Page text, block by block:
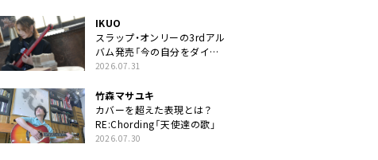
IKUO
スラップ・オンリーの3rdアル
バム発売「今の自分をダイレ
クトに」
2026.07.31
竹森マサユキ
カバーを超えた表現とは？
RE:Chording「天使達の歌」
2026.07.30